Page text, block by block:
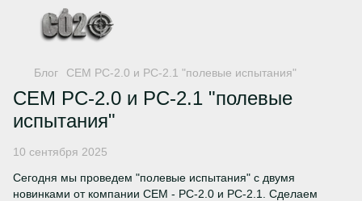
Блог СЕМ РС-2.0 и РС-2.1 "полевые испытания"
СЕМ РС-2.0 и РС-2.1 "полевые
испытания"
10 сентября 2025
Сегодня мы проведем "полевые испытания" с двумя
новинками от компании СЕМ - РС-2.0 и РС-2.1. Сделаем